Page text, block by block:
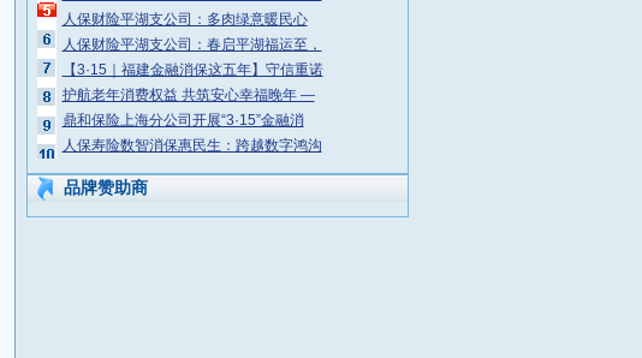
人保财险平湖支公司：多肉绿意暖民心
人保财险平湖支公司：春启平湖福运至，
【3·15｜福建金融消保这五年】守信重诺
护航老年消费权益 共筑安心幸福晚年 —
鼎和保险上海分公司开展“3·15”金融消
人保寿险数智消保惠民生：跨越数字鸿沟
品牌赞助商